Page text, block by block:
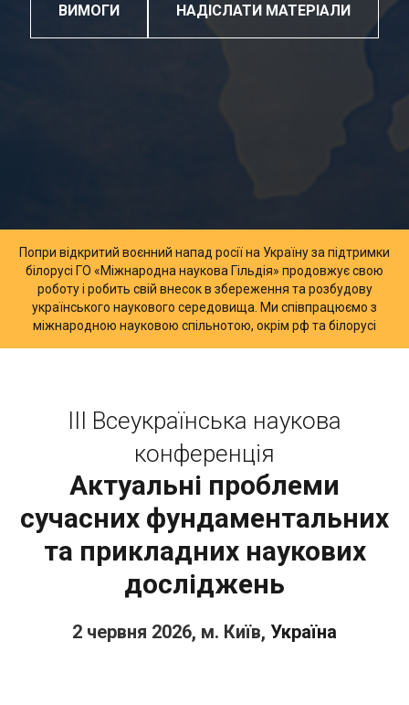
ВИМОГИ НАДІСЛАТИ МАТЕРІАЛИ
Попри відкритий воєнний напад росії на Україну за підтримки
білорусі ГО «Міжнародна наукова Гільдія» продовжує свою
роботу і робить свій внесок в збереження та розбудову
українського наукового середовища. Ми співпрацюємо з
міжнародною науковою спільнотою, окрім рф та білорусі
IІІ Всеукраїнська наукова
конференція
Актуальні проблеми
сучасних фундаментальних
та прикладних наукових
досліджень
2 червня 2026, м. Київ, Україна